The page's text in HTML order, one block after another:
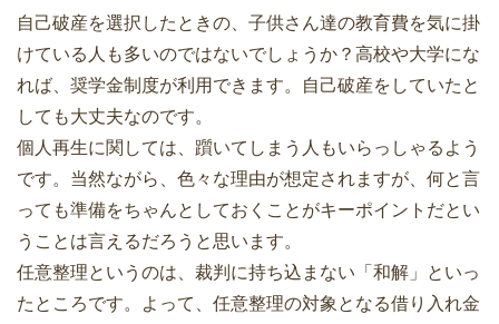
自己破産を選択したときの、子供さん達の教育費を気に掛
けている人も多いのではないでしょうか？高校や大学にな
れば、奨学金制度が利用できます。自己破産をしていたと
しても大丈夫なのです。
個人再生に関しては、躓いてしまう人もいらっしゃるよう
です。当然ながら、色々な理由が想定されますが、何と言
っても準備をちゃんとしておくことがキーポイントだとい
うことは言えるだろうと思います。
任意整理というのは、裁判に持ち込まない「和解」といっ
たところです。よって、任意整理の対象となる借り入れ金